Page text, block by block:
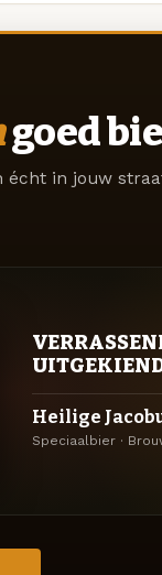
goed
écht in jouw
Heilige
Speciaalbier ·